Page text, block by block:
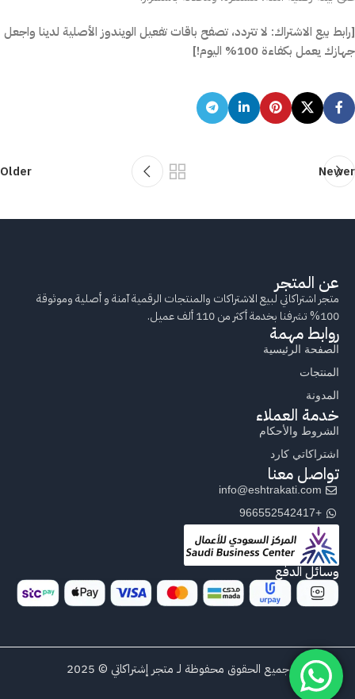
[رابط بيع الاشتراك: لا تتردد، تصفح باقات تفعيل الويندوز الأصلية لدينا واجعل
جهازك يعمل بكفاءة 100% اليوم!]
Newer
Older
عن المتجر
متجر اشتراكاتي لبيع الاشتراكات والمنتجات الرقمية آمنة و أصلية وموثوقة
100% تشرفنا بخدمة أكثر من 110 ألف عميل.
روابط مهمة
الصفحة الرئيسية
المنتجات
المدونة
خدمة العملاء
الشروط والأحكام
اشتراكاتي كارد
تواصل معنا
info@eshtrakati.com
+966552542417
وسائل الدفع
جميع الحقوق محفوظة لـ متجر إشتراكاتي © 2025